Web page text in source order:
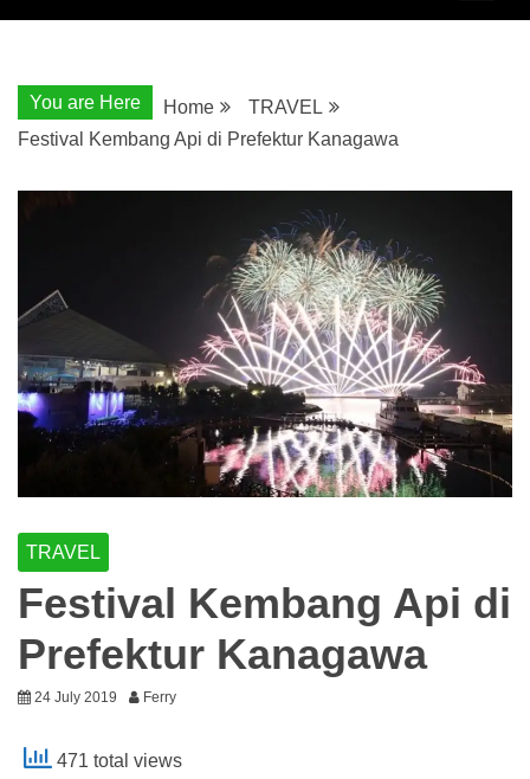
You are Here Home
TRAVEL
Festival Kembang Api di Prefektur Kanagawa
TRAVEL
Festival Kembang Api di
Prefektur Kanagawa
24 July 2019 Ferry
471 total views